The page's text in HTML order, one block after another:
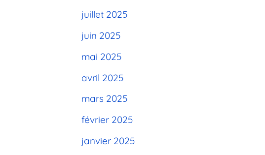
juillet 2025
juin 2025
mai 2025
avril 2025
mars 2025
février 2025
janvier 2025